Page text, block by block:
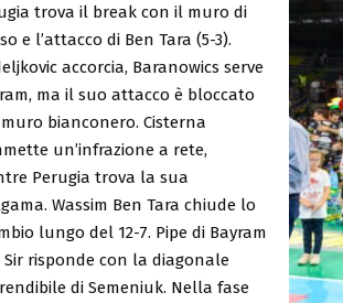
trova il break con il muro di
e l’attacco di Ben Tara (5-3).
accorcia, Baranowics serve
ma il suo attacco è bloccato
bianconero. Cisterna
un’infrazione a rete,
Perugia trova la sua
Wassim Ben Tara chiude lo
lungo del 12-7. Pipe di Bayram
Sir risponde con la diagonale
di Semeniuk. Nella fase